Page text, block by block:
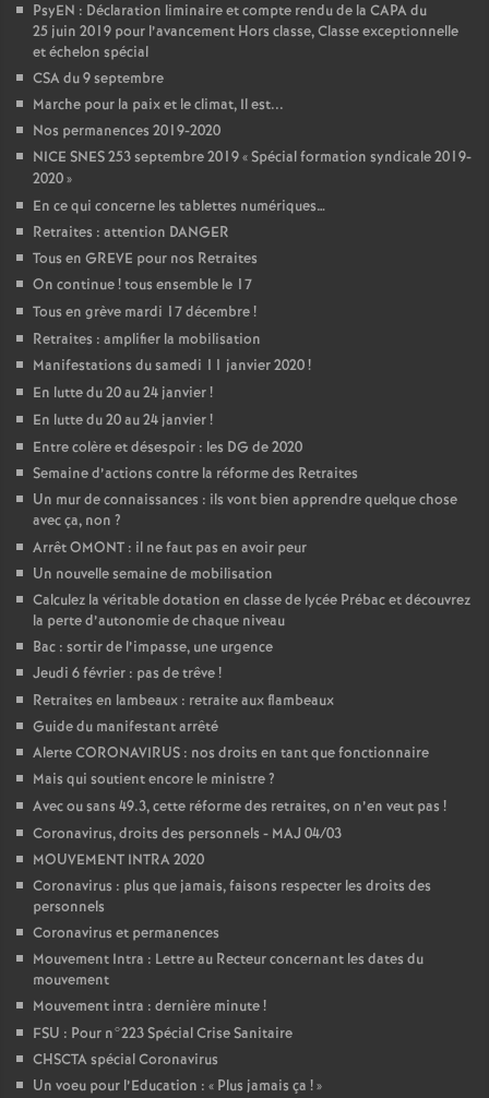
PsyEN : Déclaration liminaire et compte rendu de la CAPA du
25 juin 2019 pour l’avancement Hors classe, Classe exceptionnelle
et échelon spécial
CSA du 9 septembre
Marche pour la paix et le climat, Il est...
Nos permanences 2019-2020
NICE SNES 253 septembre 2019 «Spécial formation syndicale 2019-
2020»
En ce qui concerne les tablettes numériques…
Retraites : attention DANGER
Tous en GREVE pour nos Retraites
On continue! tous ensemble le 17
Tous en grève mardi 17 décembre!
Retraites : amplifier la mobilisation
Manifestations du samedi 11 janvier 2020!
En lutte du 20 au 24 janvier!
En lutte du 20 au 24 janvier!
Entre colère et désespoir : les DG de 2020
Semaine d’actions contre la réforme des Retraites
Un mur de connaissances : ils vont bien apprendre quelque chose
avec ça, non ?
Arrêt OMONT : il ne faut pas en avoir peur
Un nouvelle semaine de mobilisation
Calculez la véritable dotation en classe de lycée Prébac et découvrez
la perte d’autonomie de chaque niveau
Bac : sortir de l’impasse, une urgence
Jeudi 6 février : pas de trêve!
Retraites en lambeaux : retraite aux flambeaux
Guide du manifestant arrêté
Alerte CORONAVIRUS : nos droits en tant que fonctionnaire
Mais qui soutient encore le ministre?
Avec ou sans 49.3, cette réforme des retraites, on n’en veut pas !
Coronavirus, droits des personnels - MAJ 04/03
MOUVEMENT INTRA 2020
Coronavirus : plus que jamais, faisons respecter les droits des
personnels
Coronavirus et permanences
Mouvement Intra : Lettre au Recteur concernant les dates du
mouvement
Mouvement intra : dernière minute!
FSU : Pour n°223 Spécial Crise Sanitaire
CHSCTA spécial Coronavirus
Un voeu pour l’Education : « Plus jamais ça !»